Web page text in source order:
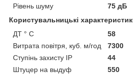
Рівень шуму
75 дБ
Користувальницькі
ДТ ° C
58
Витрата повітря, куб. м/год
7300
Ступінь захисту IP
44
Штуцер на выдуф
550